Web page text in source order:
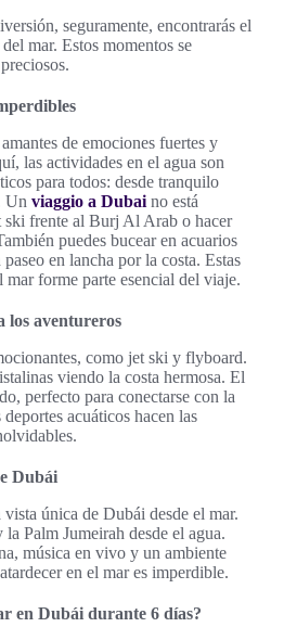
seguramente, encontrarás el
mar. Estos momentos se
de emociones fuertes y
las actividades en el agua son
para todos: desde tranquilo
Un viaggio a Dubai no está
ski frente al Burj Al Arab o hacer
puedes bucear en acuarios
en lancha por la costa. Estas
mar forme parte esencial del viaje.
los aventureros
como jet ski y flyboard.
viendo la costa hermosa. El
perfecto para conectarse con la
acuáticos hacen las
Dubái
única de Dubái desde el mar.
Palm Jumeirah desde el agua.
música en vivo y un ambiente
en el mar es imperdible.
en Dubái durante 6 días?